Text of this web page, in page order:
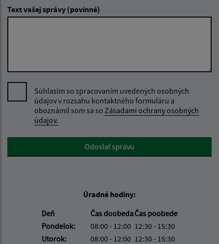
Text vašej správy (povinné)
Súhlasím so spracovaním uvedených osobných
údajov v rozsahu kontaktného formuláru a
oboznámil som sa so Zásadami ochrany osobných
údajov.
Google reCaptcha ResponseOdoslať správu
Úradné hodiny:
Deň
Čas doobedaČas poobede
Pondelok:
08:00 - 12:00 12:30 - 15:30
Utorok:
08:00 - 12:00 12:30 - 15:30